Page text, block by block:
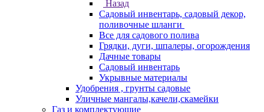
Назад
Садовый инвентарь, садовый декор,
поливочные шланги
Все для садового полива
Грядки, дуги, шпалеры, огорождения
Дачные товары
Садовый инвентарь
Укрывные материалы
Удобрения , грунты садовые
Уличные мангалы,качели,скамейки
Газ и комплектующие